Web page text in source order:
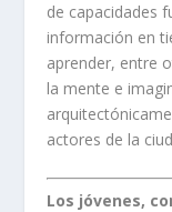
de capacidades
información en
aprender, entre
la mente e
actores de la
Los jóvenes,